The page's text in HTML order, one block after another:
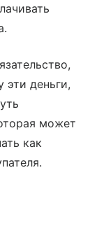
эти деньги,
может
как